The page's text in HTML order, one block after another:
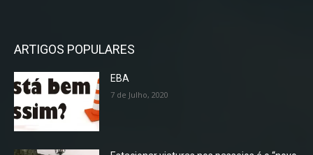
ARTIGOS POPULARES
EBA
7 de Julho, 2020